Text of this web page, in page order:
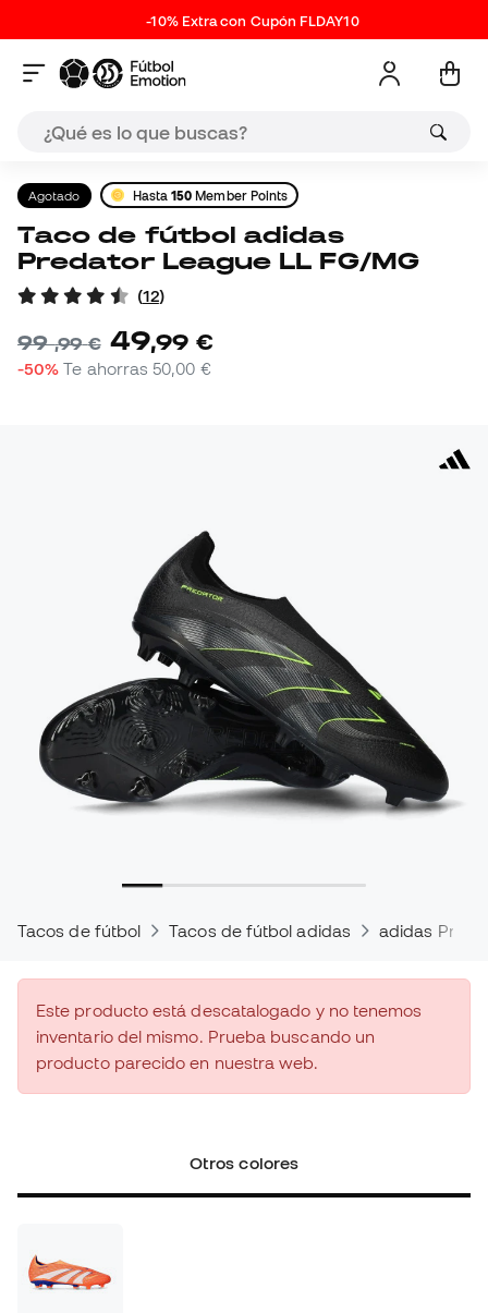
-10% Extra con Cupón FLDAY10
Agotado Hasta150 Member Points
Taco de fútbol adidas
Predator League LL FG/MG
(12)
99,99 € 49,99 €
-50% Te ahorras50,00 €
Tacos de fútbol Tacos de fútbol adidas adidas
Este producto está descatalogado y no tenemos
inventario del mismo. Prueba buscando un
producto parecido en nuestra web.
Otros colores